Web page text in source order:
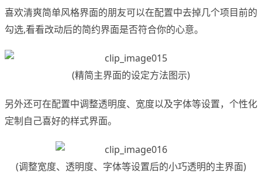
喜欢清爽简单风格界面的朋友可以在配置中去掉几个项目前的
勾选,看看改动后的简约界面是否符合你的心意。
(精简主界面的设定方法图示)
另外还可在配置中调整透明度、宽度以及字体等设置，个性化
定制自己喜好的样式界面。
(调整宽度、透明度、字体等设置后的小巧透明的主界面)